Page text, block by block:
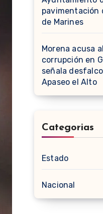
pavimentación
de Marines
Morena acusa
corrupción en
señala
Apaseo el Alto
Categorias
Estado
Nacional